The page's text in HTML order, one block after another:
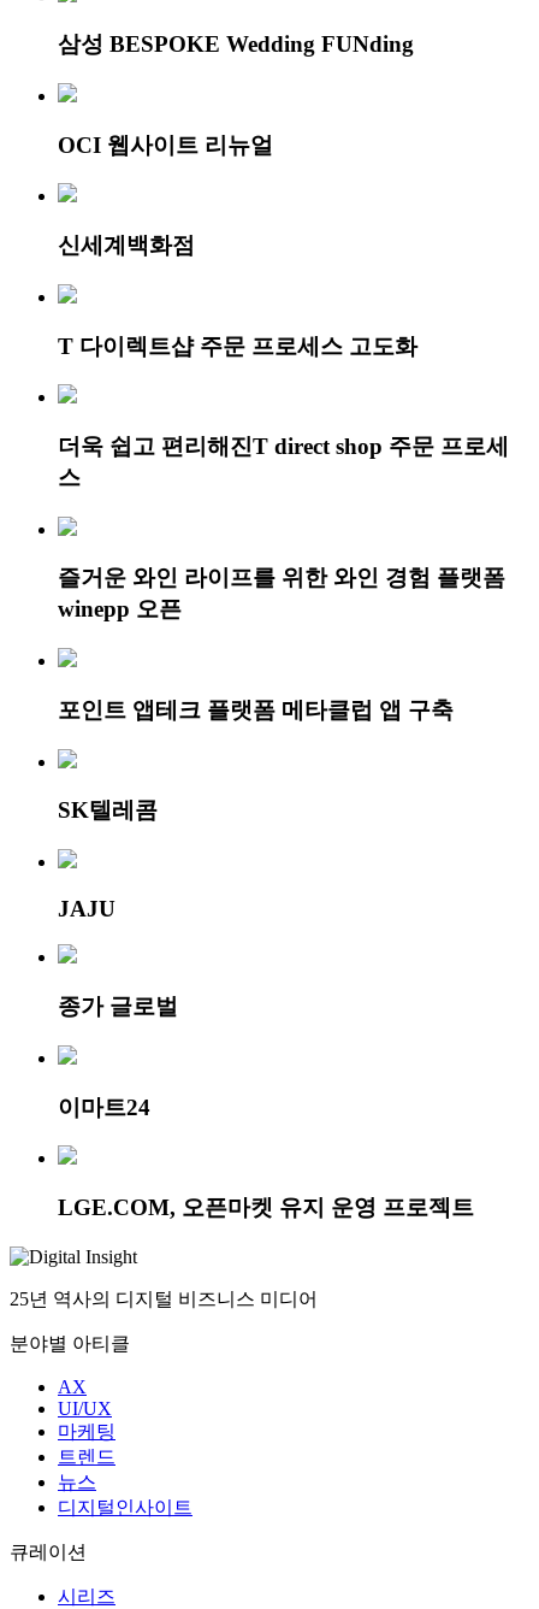
삼성 BESPOKE Wedding FUNding
OCI 웹사이트 리뉴얼
신세계백화점
T 다이렉트샵 주문 프로세스 고도화
더욱 쉽고 편리해진T direct shop 주문 프로세
스
즐거운 와인 라이프를 위한 와인 경험 플랫폼
winepp 오픈
포인트 앱테크 플랫폼 메타클럽 앱 구축
SK텔레콤
JAJU
종가 글로벌
이마트24
LGE.COM, 오픈마켓 유지 운영 프로젝트
25년 역사의 디지털 비즈니스 미디어
분야별 아티클
AX
UI/UX
마케팅
트렌드
뉴스
디지털인사이트
큐레이션
시리즈